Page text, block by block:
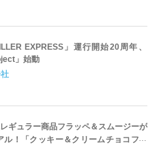
EXPRESS」運行開始20周年、
」始動
ギュラー商品フラッペ＆スムージーが
ル！「クッキー＆クリームチョコフラ